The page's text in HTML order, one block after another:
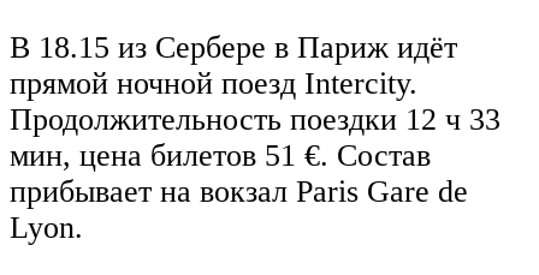
В 18.15 из Сербере в Париж идёт
прямой ночной поезд Intercity.
Продолжительность поездки 12 ч 33
мин, цена билетов 51 €. Состав
прибывает на вокзал Paris Gare de
Lyon.